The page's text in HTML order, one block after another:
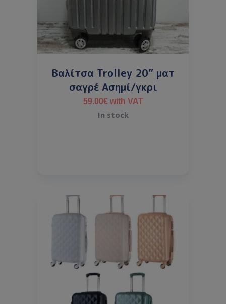
Βαλίτσα Trolley 20” ματ
σαγρέ Ασημί/γκρι
59.00€with VAT
In stock